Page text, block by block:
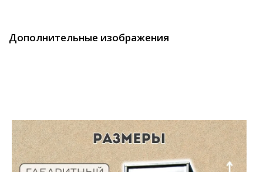
Дополнительные изображения